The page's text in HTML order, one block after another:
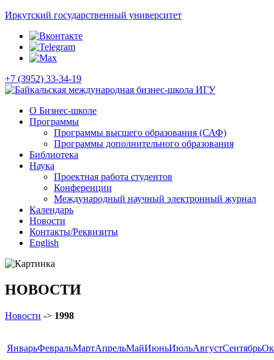
Иркутский государственный университет
+7 (3952) 33-34-19
О Бизнес-школе
Программы
Программы высшего образования (САФ)
Программы дополнительного образования
Библиотека
Наука
Проектная работа студентов
Конференции
Международный научный электронный журнал
Календарь
Новости
Контакты/Реквизиты
English
НОВОСТИ
Новости -> 1998
ЯнварьФевральМартАпрельМайИюньИюльАвгустСентябрь